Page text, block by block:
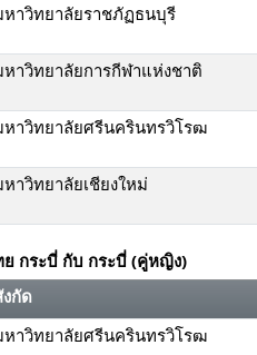
หาวิทยาลัยราชภัฏธนบุรี
หาวิทยาลัยการกีฬาแห่งชาติ
หาวิทยาลัยศรีนครินทรวิโรฒ
หาวิทยาลัยเชียงใหม่
กระบี่ กับ กระบี่ (คู่หญิง)
งกัด
หาวิทยาลัยศรีนครินทรวิโรฒ